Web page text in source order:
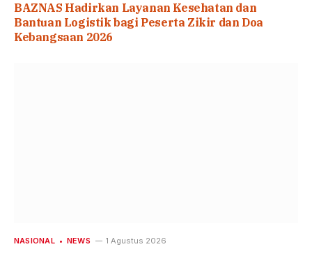
BAZNAS Hadirkan Layanan Kesehatan dan
Bantuan Logistik bagi Peserta Zikir dan Doa
Kebangsaan 2026
NASIONAL NEWS 1 Agustus 2026